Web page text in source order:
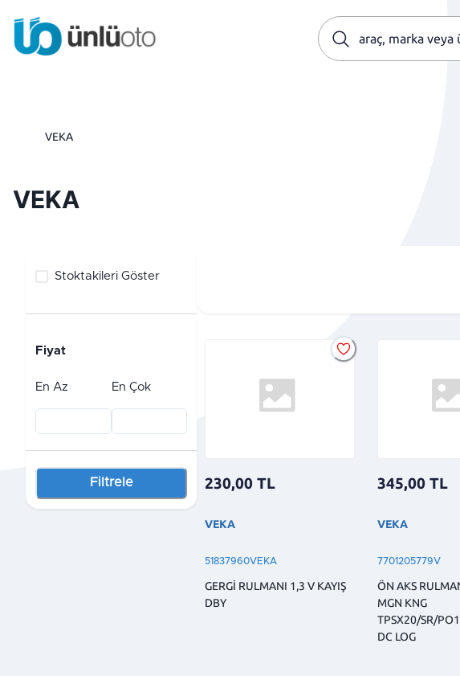
VEKA
VEKA
Stoktakileri Göster
Fiyat
En Az En Çok
Filtrele 230,00 TL
VEKA
51837960VEKA
GERGİ RULMANI 1,3 V KAYIŞ
DBY
345,00 TL
VEKA
7701205779V
ÖN AKS
MGN KNG
TPSX20/SR/
DC LOG